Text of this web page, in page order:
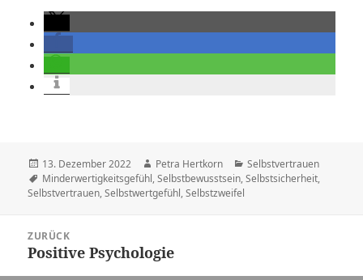
Veröffentlicht
am
13. Dezember 2022 Autor
Petra Hertkorn Kategorien
Selbstvertrauen
Schlagwörter
Minderwertigkeitsgefühl,Selbstbewusstsein,Selbstsicherheit,
Selbstvertrauen,Selbstwertgefühl,Selbstzweifel
ZURÜCK
Vorheriger
Positive Psychologie